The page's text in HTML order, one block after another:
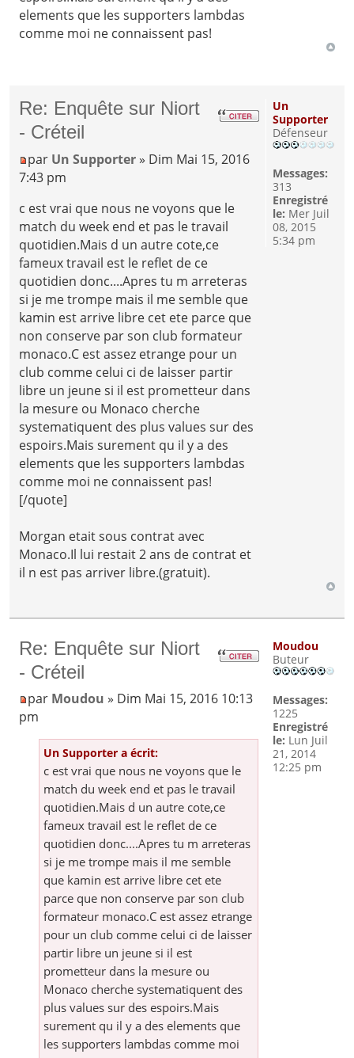
elements que les supporters lambdas
comme moi ne connaissent pas!
Re: Enquête sur Niort
- Créteil
par Un Supporter » Dim Mai 15, 2016
7:43 pm
c est vrai que nous ne voyons que le
match du week end et pas le travail
quotidien.Mais d un autre cote,ce
fameux travail est le reflet de ce
quotidien donc....Apres tu m arreteras
si je me trompe mais il me semble que
kamin est arrive libre cet ete parce que
non conserve par son club formateur
monaco.C est assez etrange pour un
club comme celui ci de laisser partir
libre un jeune si il est prometteur dans
la mesure ou Monaco cherche
systematiquent des plus values sur des
espoirs.Mais surement qu il y a des
elements que les supporters lambdas
comme moi ne connaissent pas!
[/quote]
Morgan etait sous contrat avec
Monaco.Il lui restait 2 ans de contrat et
il n est pas arriver libre.(gratuit).
Un
Supporter
Défenseur
Messages:
313
Enregistré
le: Mer Juil
08, 2015
5:34 pm
Re: Enquête sur Niort
- Créteil
par Moudou » Dim Mai 15, 2016 10:13
pm
Un Supporter a écrit:
c est vrai que nous ne voyons que le
match du week end et pas le travail
quotidien.Mais d un autre cote,ce
fameux travail est le reflet de ce
quotidien donc....Apres tu m arreteras
si je me trompe mais il me semble
que kamin est arrive libre cet ete
parce que non conserve par son club
formateur monaco.C est assez etrange
pour un club comme celui ci de laisser
partir libre un jeune si il est
prometteur dans la mesure ou
Monaco cherche systematiquent des
plus values sur des espoirs.Mais
surement qu il y a des elements que
les supporters lambdas comme moi
Moudou
Buteur
Messages:
1225
Enregistré
le: Lun Juil
21, 2014
12:25 pm